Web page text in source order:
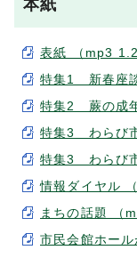
本紙
表紙 （mp3
特集1 新春座
特集2 蕨の成
特集3 わらび
特集3 わらび
情報ダイヤル
まちの話題 （
市民会館ホー